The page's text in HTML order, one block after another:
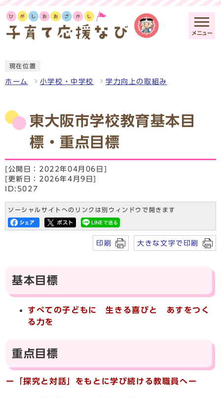
メニュー
現在位置
ホーム 小学校・中学校 学力向上の取組み
東大阪市学校教育基本目
標・重点目標
[公開日：2022年04月06日]
[更新日：2026年4月9日]
ID:5027
ソーシャルサイトへのリンクは別ウィンドウで開きます
印刷 大きな文字で印刷
基本目標
すべての子どもに 生きる喜びと あすをつく
る力を
重点目標
ー「探究と対話」をもとに学び続ける教職員へー